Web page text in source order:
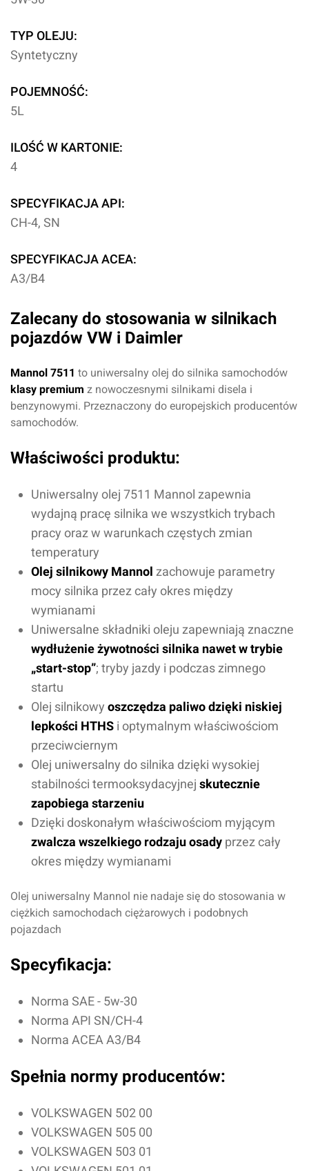
TYP OLEJU:
Syntetyczny
POJEMNOŚĆ:
5L
ILOŚĆ W KARTONIE:
4
SPECYFIKACJA API:
CH-4, SN
SPECYFIKACJA ACEA:
A3/B4
Zalecany do stosowania w silnikach
pojazdów VW i Daimler
Mannol 7511 to uniwersalny olej do silnika samochodów
klasy premium z nowoczesnymi silnikami disela i
benzynowymi. Przeznaczony do europejskich producentów
samochodów.
Właściwości produktu:
Uniwersalny olej 7511 Mannol zapewnia
wydajną pracę silnika we wszystkich trybach
pracy oraz w warunkach częstych zmian
temperatury
Olej silnikowy Mannol zachowuje parametry
mocy silnika przez cały okres między
wymianami
Uniwersalne składniki oleju zapewniają znaczne
wydłużenie żywotności silnika nawet w trybie
„start-stop”; tryby jazdy i podczas zimnego
startu
Olej silnikowy oszczędza paliwo dzięki niskiej
lepkości HTHS i optymalnym właściwościom
przeciwciernym
Olej uniwersalny do silnika dzięki wysokiej
stabilności termooksydacyjnej skutecznie
zapobiega starzeniu
Dzięki doskonałym właściwościom myjącym
zwalcza wszelkiego rodzaju osady przez cały
okres między wymianami
Olej uniwersalny Mannol nie nadaje się do stosowania w
ciężkich samochodach ciężarowych i podobnych
pojazdach
Specyfikacja:
Norma SAE - 5w-30
Norma API SN/CH-4
Norma ACEA A3/B4
Spełnia normy producentów:
VOLKSWAGEN 502 00
VOLKSWAGEN 505 00
VOLKSWAGEN 503 01
Oceń produkt